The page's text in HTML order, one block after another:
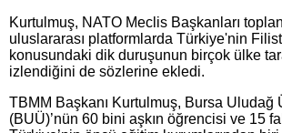
Kurtulmuş, NATO Meclis Başkanları
uluslararası platformlarda Türkiye'nin
konusundaki dik duruşunun birçok ülke
izlendiğini de sözlerine ekledi.
TBMM Başkanı Kurtulmuş, Bursa Uludağ
(BUÜ)’nün 60 bini aşkın öğrencisi ve 15